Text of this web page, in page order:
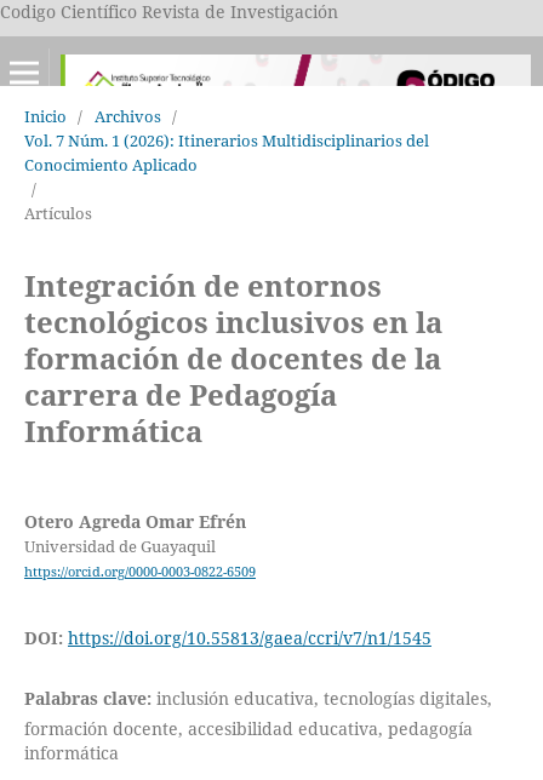
Codigo Científico Revista de Investigación
Inicio / Archivos /
Vol. 7 Núm. 1 (2026): Itinerarios Multidisciplinarios del
Conocimiento Aplicado
/
Artículos
Integración de entornos
tecnológicos inclusivos en la
formación de docentes de la
carrera de Pedagogía
Informática
Otero Agreda Omar Efrén
Universidad de Guayaquil
https://orcid.org/0000-0003-0822-6509
DOI: https://doi.org/10.55813/gaea/ccri/v7/n1/1545
Palabras clave: inclusión educativa, tecnologías digitales,
formación docente, accesibilidad educativa, pedagogía
informática